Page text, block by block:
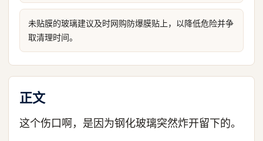
未贴膜的玻璃建议及时网购防爆膜贴上，以降低危险并争
取清理时间。
正文
这个伤口啊，是因为钢化玻璃突然炸开留下的。